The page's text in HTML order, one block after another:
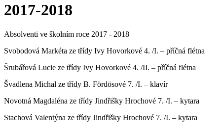
2017-2018
Absolventi ve školním roce 2017 - 2018
Svobodová Markéta ze třídy Ivy Hovorkové 4. /I. – příčná flétna
Šrubářová Lucie ze třídy Ivy Hovorkové 4. /II. – příčná flétna
Švadlena Michal ze třídy B. Fördösové 7. /I. – klavír
Novotná Magdaléna ze třídy Jindřišky Hrochové 7. /I. – kytara
Stachová Valentýna ze třídy Jindřišky Hrochové 7. /I. – kytara